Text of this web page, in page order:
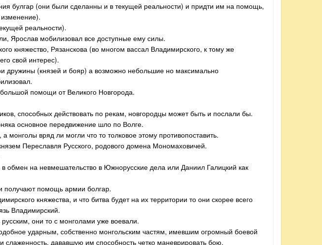
булгар (они были сделанны и в текущей реальности) и придти им на помощь,
реальности).
Ярослав мобилизовал все доступные ему силы.
княжество, Рязанскова (во многом вассал Владимирского, к тому же
свой интерес).
дружины (князей и бояр) а возможно небольшие но максимально
помощи от Великого Новгорода.
способных действовать по рекам, новгородцы может быть и послали бы.
основное передвижение шло по Волге.
монголы вряд ли могли что то толковое этому противопоставить.
Переславля Русского, родового домена Мономаховичей.
в обмен на невмешательство в Южнорусские дела или Даниил Галицкий как
получают помощь армии болгар.
княжества, и что битва будет на их территории то они скорее всего
Владимирский.
они то с монголами уже воевали.
ударным, собственно монгольским частям, имевшим огромный боевой
дававшую им способность четко маневрировать бою.